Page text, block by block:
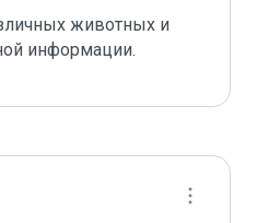
животных и
информации.